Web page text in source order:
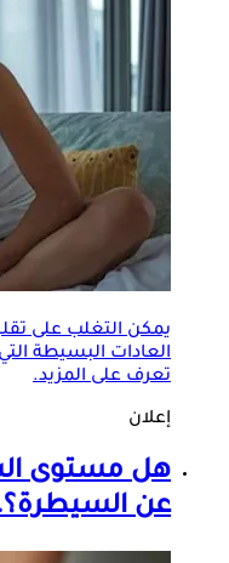
يمكن التغلب على
العادات البسيطة
تعرف على المزيد.
إعلان
هل مستوى
عن